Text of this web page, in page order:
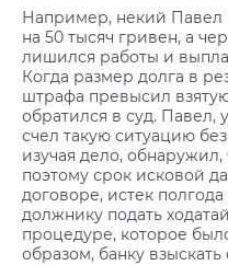
Например, некий Павел
на 50 тысяч гривен, а
лишился работы и
Когда размер долга в
штрафа превысил
обратился в суд. Павел,
счел такую ситуацию
изучая дело, обнаружил,
поэтому срок исковой
договоре, истек
должнику подать
процедуре, которое
образом, банку